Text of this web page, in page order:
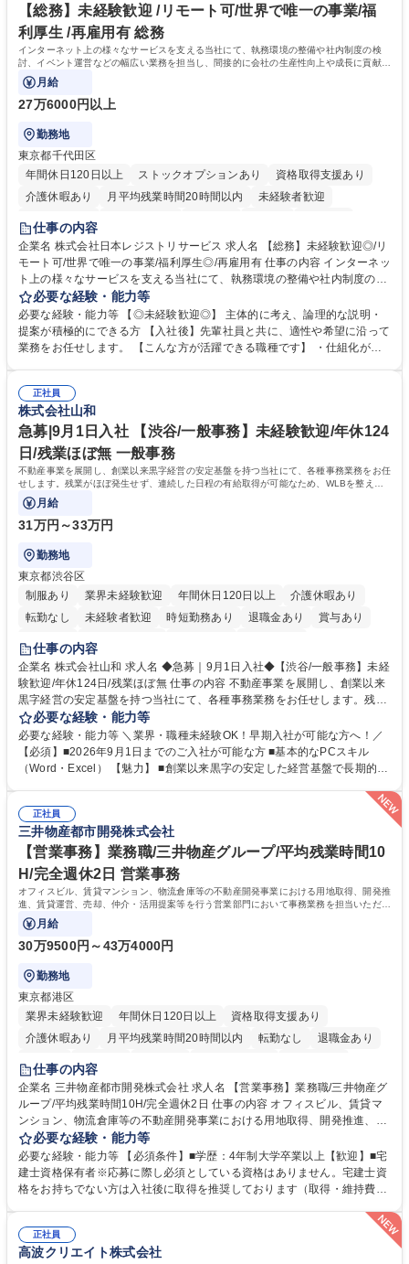
学歴・資格 学歴：大学院 大学 高専 短大 専修学校 高校 語学力： 資格：第
一種運転免許普通自動車
【総務】未経験歓迎 /リモート可/世界で唯一の事業/福
利厚生 /再雇用有 総務
インターネット上の様々なサービスを支える当社にて、執務環境の整備や社内制度の検
討、イベント運営などの幅広い業務を担当し、間接的に会社の生産性向上や成長に貢献し
ている部署です。
月給
27万6000円以上
勤務地
東京都千代田区
年間休日120日以上
ストックオプションあり
資格取得支援あり
介護休暇あり
月平均残業時間20時間以内
未経験者歓迎
住宅手当あり
完全週休2日制
交通費支給 駅近5分以内 土日祝休み 服装自由
仕事の内容
企業名 株式会社日本レジストリサービス 求人名 【総務】未経験歓迎◎/リ
モート可/世界で唯一の事業/福利厚生◎/再雇用有 仕事の内容 インターネッ
ト上の様々なサービスを支える当社にて、執務環境の整備や社内制度の検
討、イベント運営などの幅広い業務を担当し、間接的に会社の生産性向上
や成長に貢献している部署です。 会社の全メンバーが安心して長く成果を
発揮できる環境を整えるために、毎日のメンテナンスや維持管理に加え、
新たな施策検討を積極的に行っていただき、会社全体を巻き込み課題解決
幅広い業務の体得が可能で、多様なキャリアパスを描くことも可能です。
募集職種 【総務】未経験歓迎◎/リモート可/世界で唯一の事業/福利厚生◎/
再雇用有
必要な経験・能力等
必要な経験・能力等 【◎未経験歓迎◎】 主体的に考え、論理的な説明・
提案が積極的にできる方 【入社後】先輩社員と共に、適性や希望に沿って
業務をお任せします。 【こんな方が活躍できる職種です】 ・仕組化が好
対処できる・新しいことに興味関心がある 【魅力】■自己啓発支援：資格
取得や通信教育など費用の80%（年間25万円まで）を補助 ■住宅手当：家
賃の50%（月額7万円まで）を補助 学歴・資格 学歴：大学院 大学 語学
力： 資格：
正社員
株式会社山和
急募|9月1日入社 【渋谷/一般事務】未経験歓迎/年休124
日/残業ほぼ無 一般事務
不動産事業を展開し、創業以来黒字経営の安定基盤を持つ当社にて、各種事務業務をお任
せします。残業がほぼ発生せず、連続した日程の有給取得が可能なため、WLBを整えた
い方にお勧めの環境です！
月給
31万円～33万円
勤務地
東京都渋谷区
制服あり
業界未経験歓迎 年間休日120日以上
介護休暇あり
転勤なし
未経験者歓迎 時短勤務あり 退職金あり
賞与あり
育休あり
完全週休2日制
仕事の内容
企業名 株式会社山和 求人名 ◆急募｜9月1日入社◆【渋谷/一般事務】未経
験歓迎/年休124日/残業ほぼ無 仕事の内容 不動産事業を展開し、創業以来
黒字経営の安定基盤を持つ当社にて、各種事務業務をお任せします。残業
がほぼ発生せず、連続した日程の有給取得が可能なため、WLBを整えたい
方にお勧めの環境です！ 入社後はOJTを通じて丁寧に研修を行いますの
で、事務未経験の方でも安心して臨むことができます。 【業務詳細】■電
話・来客対応 ■物件の鍵や社内の備品管理 ■データ入力や書類作成 ■契約
必要な経験・能力等
必要な経験・能力等 ＼業界・職種未経験OK！早期入社が可能な方へ！／
【必須】■2026年9月1日までのご入社が可能な方 ■基本的なPCスキル
（Word・Excel） 【魅力】 ■創業以来黒字の安定した経営基盤で長期的に
両立が可能 ■有給取得を積極的に推奨、年間10日程度の取得実績 ■1ヶ月
のOJTで業務を習得可能、未経験でもしっかりサポート 学歴・資格 学
歴：大学院 大学 高専 短大 語学力： 資格：
正社員
三井物産都市開発株式会社
【営業事務】業務職/三井物産グループ/平均残業時間10
H/完全週休2日 営業事務
オフィスビル、賃貸マンション、物流倉庫等の不動産開発事業における用地取得、開発推
進、賃貸運営、売却、仲介・活用提案等を行う営業部門において事務業務を担当いただき
ます。
月給
30万9500円～43万4000円
勤務地
東京都港区
業界未経験歓迎
年間休日120日以上
資格取得支援あり
介護休暇あり
月平均残業時間20時間以内 転勤なし
退職金あり
在宅OK
賞与あり
駅近5分以内
土日祝休み 寮・社宅あり
仕事の内容
企業名 三井物産都市開発株式会社 求人名 【営業事務】業務職/三井物産グ
ループ/平均残業時間10H/完全週休2日 仕事の内容 オフィスビル、賃貸マ
ンション、物流倉庫等の不動産開発事業における用地取得、開発推進、賃
貸運営、売却、仲介・活用提案等を行う営業部門において事務業務を担当
いただきます。 【詳細】・契約書管理、契約書製本、捺印対応、ファイリ
ング、登記簿取得、調書取得・支払業務（各種費用支払、支払管理、請
求・支払データ登録、取引先マスター申請対応）・予算作成及び予実管
告書作成及び月次管理・部内総務庶務全般 など※※配属先によっては上記
の他に担当頂く業務が発生する場合があります。 募集職種 【営業事務】
業務職/三井物産グループ/平均残業時間10H/完全週休2日
必要な経験・能力等
必要な経験・能力等 【必須条件】■学歴：4年制大学卒業以上【歓迎】■宅
建士資格保有者※応募に際し必須としている資格はありません。宅建士資
格をお持ちでない方は入社後に取得を推奨しております（取得・維持費用
る方。 ・社内外の多様な関係者と協調して業務を進められるコミュニケー
ション力がある方。 ・チャレンジを厭わず、粘り強く業務に取り組める
方。多様な関係者と謙虚に信頼関係を構築でき、期限を意識したスケジュ
正社員
高波クリエイト株式会社